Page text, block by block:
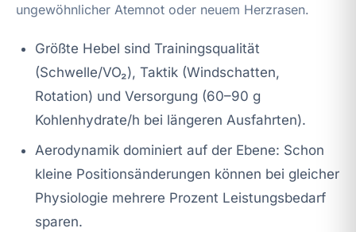
ungewöhnlicher Atemnot oder neuem Herzrasen.
Größte Hebel sind Trainingsqualität
(Schwelle/VO₂), Taktik (Windschatten,
Rotation) und Versorgung (60–90 g
Kohlenhydrate/h bei längeren Ausfahrten).
Aerodynamik dominiert auf der Ebene: Schon
kleine Positionsänderungen können bei gleicher
Physiologie mehrere Prozent Leistungsbedarf
sparen.